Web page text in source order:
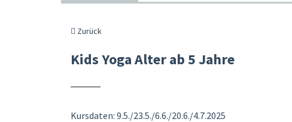
Zurück
Kids Yoga Alter ab 5 Jahre
Kursdaten: 9.5./23.5./6.6./20.6./4.7.2025